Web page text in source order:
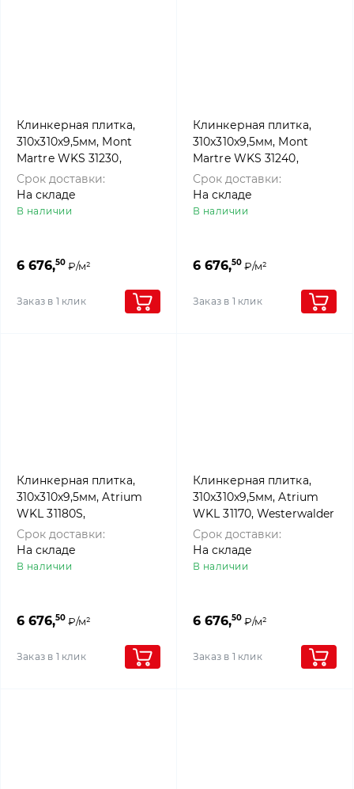
Клинкерная плитка,
310x310x9,5мм, Mont
Martre WKS 31230,
Westerwalder klinker
Срок доставки:
На складе
В наличии
6 676,50 ₽/м²
Заказ в 1 клик
Клинкерная плитка,
310x310x9,5мм, Mont
Martre WKS 31240,
Westerwalder klinker
Срок доставки:
На складе
В наличии
6 676,50 ₽/м²
Заказ в 1 клик
Клинкерная плитка,
310x310x9,5мм, Atrium
WKL 31180S,
Westerwalder klinker
Срок доставки:
На складе
В наличии
6 676,50 ₽/м²
Заказ в 1 клик
Клинкерная плитка,
310x310x9,5мм, Atrium
WKL 31170, Westerwalder
klinker
Срок доставки:
На складе
В наличии
6 676,50 ₽/м²
Заказ в 1 клик